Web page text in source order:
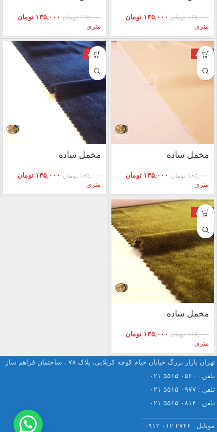
۱۶۵,۰۰۰ تومان ۱۳۵,۰۰۰ تومان
متری
۱۶۵,۰۰۰ تومان ۱۳۵,۰۰۰ تومان
متری
فروش
مخمل ساده
۱۶۵,۰۰۰ تومان ۱۳۵,۰۰۰ تومان
متری
فروش
مخمل ساده
۱۶۵,۰۰۰ تومان ۱۳۵,۰۰۰ تومان
متری
فروش
مخمل ساده
۱۶۵,۰۰۰ تومان ۱۳۵,۰۰۰ تومان
متری
تهران بازار بزرگ خیابان خیام کوچه کربلایی، پلاک ۷۸ ، ساختمان فراهم ساز
تلفن : ۰۵۶۰ ۵۵۱۵ ۰۲۱
تلفن : ۰۹۷۷ ۵۵۱۵ ۰۲۱
تلفن : ۰۸۱۴ ۵۵۱۵ ۰۲۱
موبایل : ۲۷۴۶ ۰۱۲ ۰۹۱۲